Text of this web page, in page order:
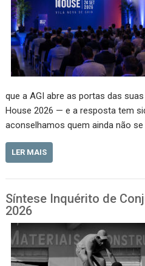
que a AGI abre as portas das
House 2026 — e a resposta tem
aconselhamos quem ainda não se
LER MAIS
Síntese Inquérito de
2026